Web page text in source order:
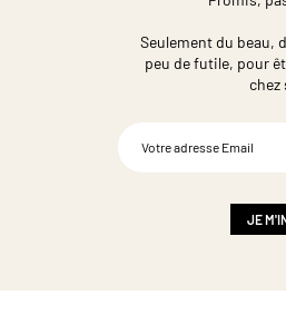
Seulement du beau,
peu de futile, pour
JE